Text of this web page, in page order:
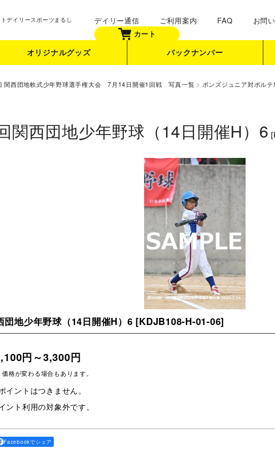
デイリースポーツまるし
デイリー通信 ご利用案内 FAQ お問
カート
オリジナルグッズ バックナンバー
関西団地軟式少年野球選手権大会 7月14日開催1回戦 写真一覧 > ポンズジュニア対ポルテ
関西団地少年野球（14日開催H）6 [
団地少年野球（14日開催H）6 [KDJB108-H-01-06]
円 ～3,300円
格が変わる場合もあります。
イントはつきません。
ント利用の対象外です。
Facebookでシェア